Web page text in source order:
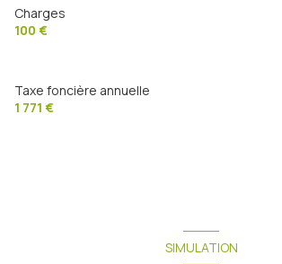
terrasse
Charges
100 €
Taxe foncière annuelle
1 771 €
SIMULATION